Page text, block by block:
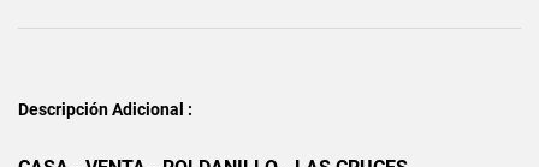
Descripción Adicional :